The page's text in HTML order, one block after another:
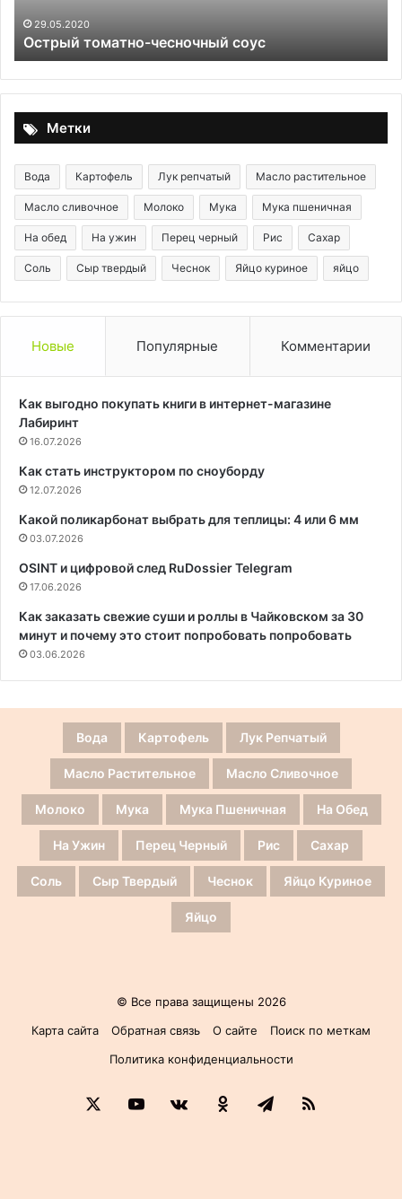
29.05.2020
Острый томатно-чесночный соус
Метки
Вода Картофель Лук репчатый Масло растительное
Масло сливочное Молоко Мука Мука пшеничная
На обед На ужин Перец черный Рис Сахар
Соль Сыр твердый Чеснок Яйцо куриное яйцо
Новые Популярные Комментарии
Как выгодно покупать книги в интернет-магазине
Лабиринт
16.07.2026
Как стать инструктором по сноуборду
12.07.2026
Какой поликарбонат выбрать для теплицы: 4 или 6 мм
03.07.2026
OSINT и цифровой след RuDossier Telegram
17.06.2026
Как заказать свежие суши и роллы в Чайковском за 30
минут и почему это стоит попробовать попробовать
03.06.2026
Вода Картофель Лук Репчатый
Масло Растительное Масло Сливочное
Молоко Мука Мука Пшеничная На Обед
На Ужин Перец Черный Рис Сахар
Соль Сыр Твердый Чеснок Яйцо Куриное
Яйцо
© Все права защищены 2026
Карта сайта
Обратная связь О сайте
Поиск по меткам
Политика конфиденциальности
YouTubevk.comОдноклассники
Telegram
RSS